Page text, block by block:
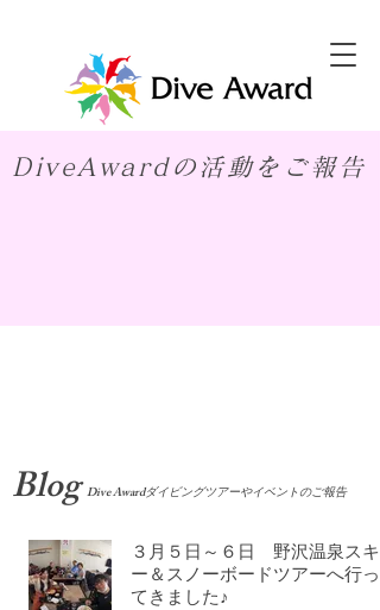
DiveAwardの活動をご報告
​BlogDive Awardダイビングツアーやイベントのご報告
３月５日～６日 野沢温泉スキ
ー＆スノーボードツアーへ行っ
てきました♪